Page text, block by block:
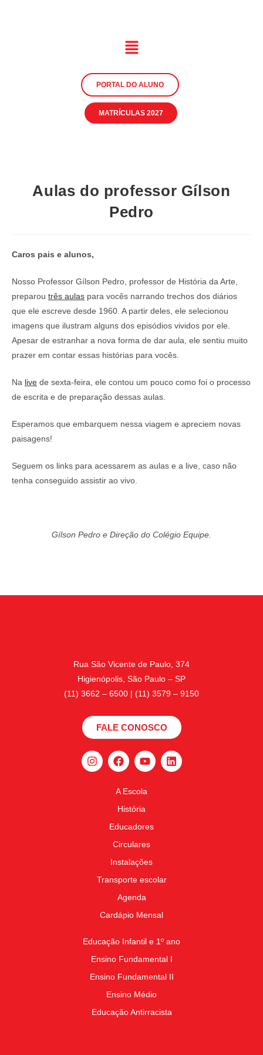
PORTAL DO ALUNO
MATRÍCULAS 2027
Aulas do professor Gílson
Pedro
Caros pais e alunos,
Nosso Professor Gílson Pedro, professor de História da Arte,
preparou três aulas para vocês narrando trechos dos diários
que ele escreve desde 1960. A partir deles, ele selecionou
imagens que ilustram alguns dos episódios vividos por ele.
Apesar de estranhar a nova forma de dar aula, ele sentiu muito
prazer em contar essas histórias para vocês.
Na live de sexta-feira, ele contou um pouco como foi o processo
de escrita e de preparação dessas aulas.
Esperamos que embarquem nessa viagem e apreciem novas
paisagens!
Seguem os links para acessarem as aulas e a live, caso não
tenha conseguido assistir ao vivo.
Gílson Pedro e Direção do Colégio Equipe.
Rua São Vicente de Paulo, 374
Higienópolis, São Paulo – SP
(11) 3662 – 6500 | (11) 3579 – 9150
FALE CONOSCO
A Escola
História
Educadores
Circulares
Instalações
Transporte escolar
Agenda
Cardápio Mensal
Educação Infantil e 1º ano
Ensino Fundamental I
Ensino Fundamental II
Ensino Médio
Educação Antirracista